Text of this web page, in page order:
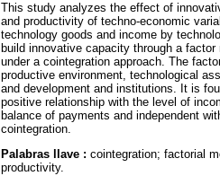
This study analyzes the effect of
and productivity of techno-economic
technology goods and income by
build innovative capacity through a
under a cointegration approach. The
productive environment, technological
and development and institutions. It is
positive relationship with the level of
balance of payments and independent
cointegration.
Palabras llave : cointegration; factorial
productivity.